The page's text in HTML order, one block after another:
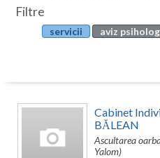
Botosani
Bucuresti
Buzau
Articole
Evenimente
Filtre
servicii
aviz
Cabinet
BĂLEAN
Ascultarea
Yalom)